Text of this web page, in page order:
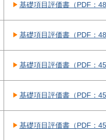
基礎項目評価書（PDF：
基礎項目評価書（PDF：
基礎項目評価書（PDF：
基礎項目評価書（PDF：
基礎項目評価書（PDF：